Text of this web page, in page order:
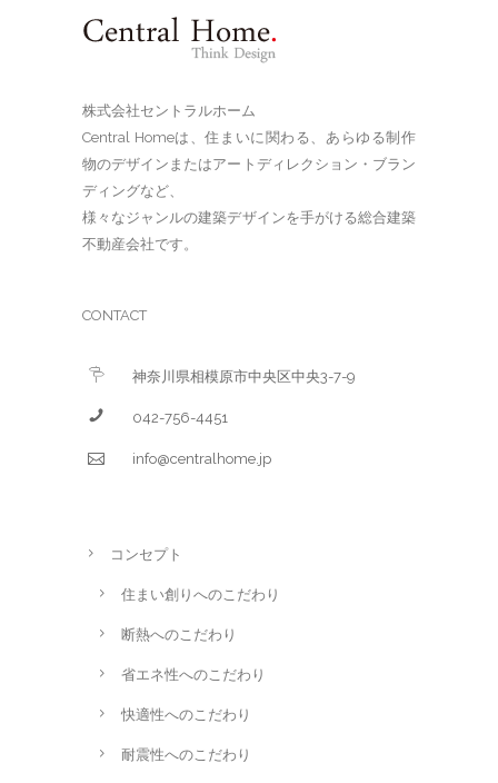
株式会社セントラルホーム
Central Homeは、住まいに関わる、あらゆる制作
物のデザインまたはアートディレクション・ブラン
ディングなど、
様々なジャンルの建築デザインを手がける総合建築
不動産会社です。
CONTACT
神奈川県相模原市中央区中央3-7-9
042-756-4451
info@centralhome.jp
コンセプト
住まい創りへのこだわり
断熱へのこだわり
省エネ性へのこだわり
快適性へのこだわり
耐震性へのこだわり